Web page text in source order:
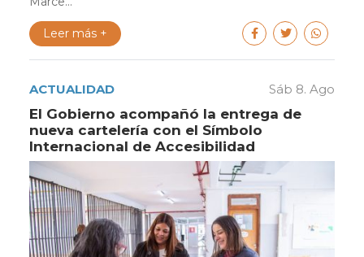
Leer más +
ACTUALIDAD Sáb 8. Ago
El Gobierno acompañó la entrega de
nueva cartelería con el Símbolo
Internacional de Accesibilidad